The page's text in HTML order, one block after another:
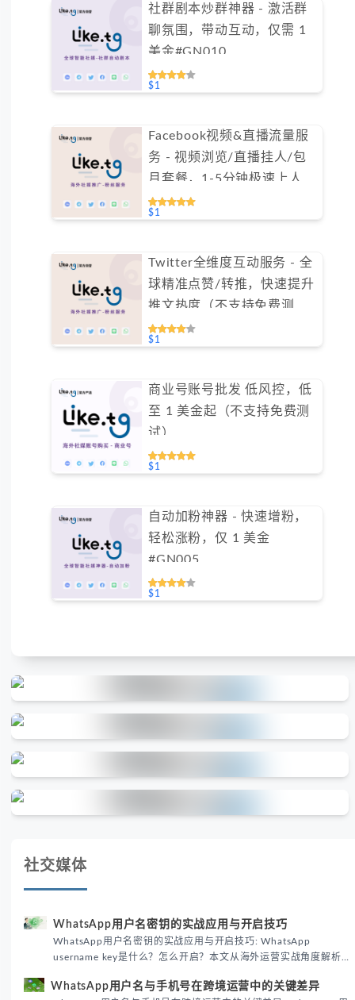
社群剧本炒群神器 - 激活群
聊氛围，带动互动，仅需 1
美金#GN010
$1
Facebook视频&直播流量服
务 - 视频浏览/直播挂人/包
月套餐，1-5分钟极速上人
（不支持免费测试）
$1
Twitter全维度互动服务 - 全
球精准点赞/转推，快速提升
推文热度（不支持免费测
试）
$1
商业号账号批发 低风控，低
至 1 美金起（不支持免费测
试）
$1
自动加粉神器 - 快速增粉，
轻松涨粉，仅 1 美金
#GN005
$1
社交媒体
WhatsApp用户名密钥的实战应用与开启技巧
WhatsApp用户名密钥的实战应用与开启技巧: WhatsApp
username key是什么？怎么开启？本文从海外运营实战角度解析
境团队高效触达目标客户。
WhatsApp用户名与手机号在跨境运营中的关键差异